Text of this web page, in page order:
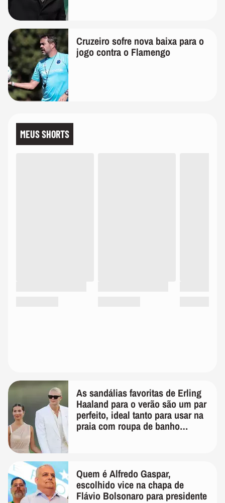
Cruzeiro sofre nova baixa para o
jogo contra o Flamengo
MEUS SHORTS
As sandálias favoritas de Erling
Haaland para o verão são um par
perfeito, ideal tanto para usar na
praia com roupa de banho
Quem é Alfredo Gaspar,
escolhido vice na chapa de
Flávio Bolsonaro para presidente